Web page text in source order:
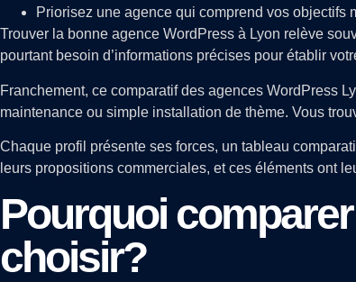
Priorisez une agence qui comprend vos
Trouver la bonne agence WordPress à Lyon relève
pourtant besoin d’informations précises pour établir
Franchement, ce comparatif des agences WordPress
maintenance ou simple installation de thème. Vous
Chaque profil présente ses forces, un tableau
leurs propositions commerciales, et ces éléments ont
Pourquoi
choisir?